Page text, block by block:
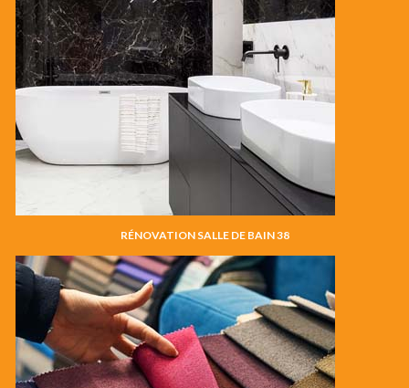
RÉNOVATION SALLE DE BAIN 38